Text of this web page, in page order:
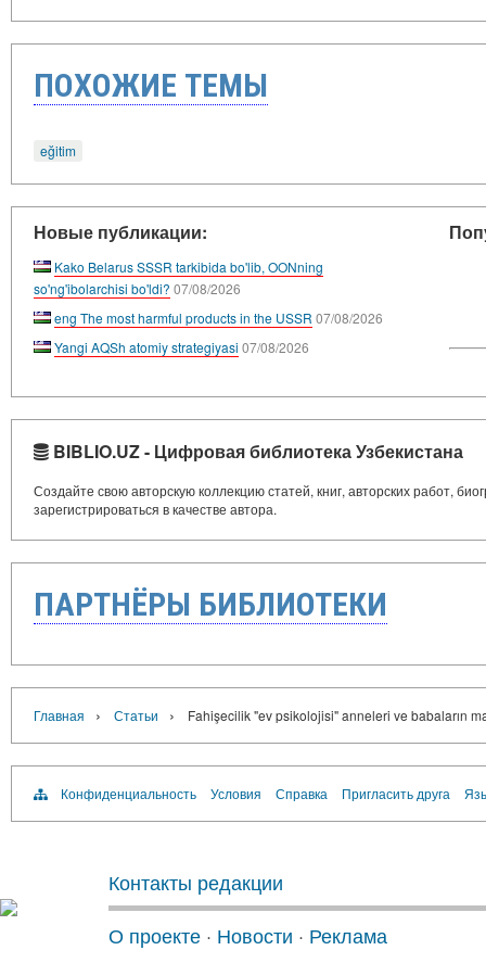
ПОХОЖИЕ ТЕМЫ
eğitim
Новые публикации:
Kako Belarus SSSR tarkibida bo'lib, OONning
so'ng'ibolarchisi bo'ldi? 07/08/2026
eng The most harmful products in the USSR 07/08/2026
Yangi AQSh atomiy strategiyasi 07/08/2026
BIBLIO.UZ - Цифровая библиотека Узбекистана
Создайте свою авторскую коллекцию статей, книг, авторских работ,
зарегистрироваться в качестве автора.
ПАРТНЁРЫ БИБЛИОТЕКИ
Главная › Статьи › Fahişecilik "ev psikolojisi" anneleri ve babaların
Конфиденциальность Условия Справка Пригласить друга
Контакты редакции
О проекте · Новости · Реклама